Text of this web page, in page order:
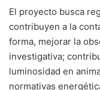
El proyecto busca
contribuyen a la
forma, mejorar la
investigativa;
luminosidad en
normativas